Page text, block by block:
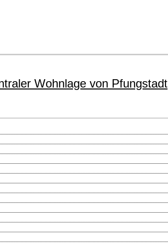
Wohnlage von Pfungstadt